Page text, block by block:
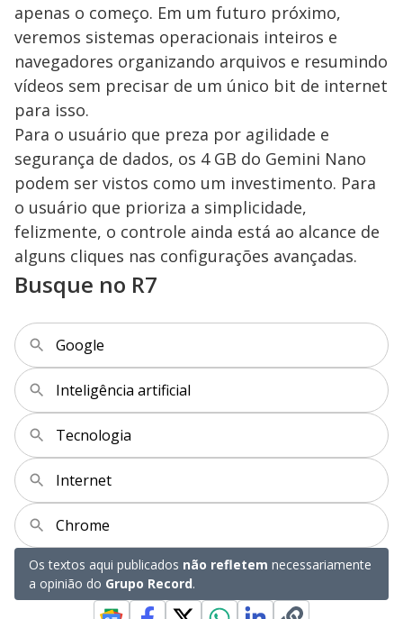
apenas o começo. Em um futuro próximo,
veremos sistemas operacionais inteiros e
navegadores organizando arquivos e resumindo
vídeos sem precisar de um único bit de internet
para isso.
Para o usuário que preza por agilidade e
segurança de dados, os 4 GB do Gemini Nano
podem ser vistos como um investimento. Para
o usuário que prioriza a simplicidade,
felizmente, o controle ainda está ao alcance de
alguns cliques nas configurações avançadas.
Busque no R7
Google
Inteligência artificial
Tecnologia
Internet
Chrome
Os textos aqui publicados não refletem necessariamente
a opinião do Grupo Record.